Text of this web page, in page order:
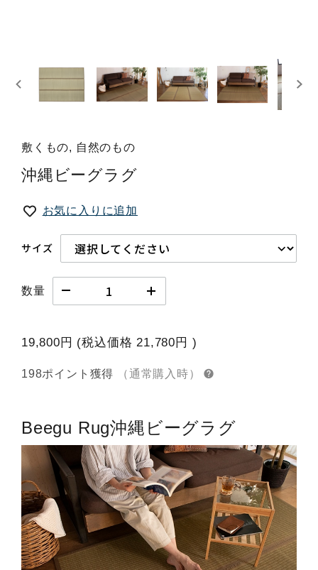
敷くもの, 自然のもの
沖縄ビーグラグ
お気に入りに追加
サイズ
数量
19,800円 (税込価格21,780円 )
198ポイント獲得 （通常購入時）
Beegu Rug沖縄ビーグラグ